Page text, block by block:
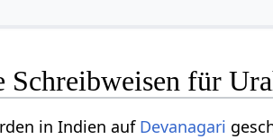
Schreibweisen für
in Indien auf Devanagari